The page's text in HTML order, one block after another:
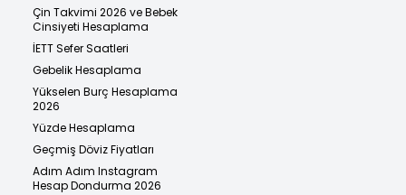
Çin Takvimi 2026 ve Bebek
Cinsiyeti Hesaplama
İETT Sefer Saatleri
Gebelik Hesaplama
Yükselen Burç Hesaplama
2026
Yüzde Hesaplama
Geçmiş Döviz Fiyatları
Adım Adım Instagram
Hesap Dondurma 2026